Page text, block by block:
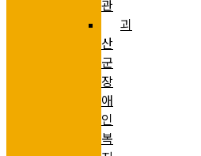
관
괴
산
군
장
애
인
복